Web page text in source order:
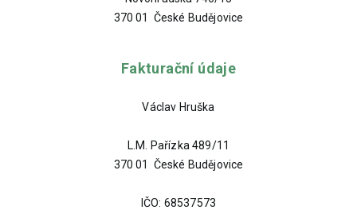
370 01 České Budějovice
Fakturační údaje
Václav Hruška
L.M. Pařízka 489/11
370 01 České Budějovice
IČO: 68537573